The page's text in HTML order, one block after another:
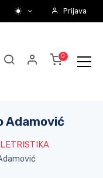
Prijava
Adamović